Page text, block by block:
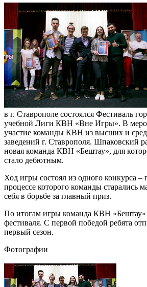
в г. Ставрополе состоялся Фестиваль
учебной Лиги КВН «Вне Игры». В
участие команды КВН из высших и
заведений г. Ставрополя. Шпаковский
новая команда КВН «Бештау», для
стало дебютным.
Ход игры состоял из одного конкурса –
процессе которого команды старались
себя в борьбе за главный приз.
По итогам игры команда КВН «Бештау»
фестиваля. С первой победой ребята
первый сезон.
Фотографии